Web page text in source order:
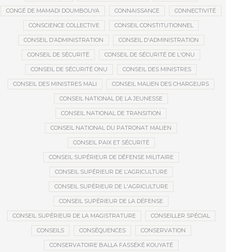
CONGÉ DE MAMADI DOUMBOUYA CONNAISSANCE CONNECTIVITÉ
CONSCIENCE COLLECTIVE CONSEIL CONSTITUTIONNEL
CONSEIL D’ADMINISTRATION CONSEIL D'ADMINISTRATION
CONSEIL DE SÉCURITÉ CONSEIL DE SÉCURITÉ DE L'ONU
CONSEIL DE SÉCURITÉ ONU CONSEIL DES MINISTRES
CONSEIL DES MINISTRES MALI CONSEIL MALIEN DES CHARGEURS
CONSEIL NATIONAL DE LA JEUNESSE
CONSEIL NATIONAL DE TRANSITION
CONSEIL NATIONAL DU PATRONAT MALIEN
CONSEIL PAIX ET SÉCURITÉ
CONSEIL SUPÉRIEUR DE DÉFENSE MILITAIRE
CONSEIL SUPÉRIEUR DE L’AGRICULTURE
CONSEIL SUPÉRIEUR DE L'AGRICULTURE
CONSEIL SUPÉRIEUR DE LA DÉFENSE
CONSEIL SUPÉRIEUR DE LA MAGISTRATURE CONSEILLER SPÉCIAL
CONSEILS CONSÉQUENCES CONSERVATION
CONSERVATOIRE BALLA FASSÉKÉ KOUYATÉ